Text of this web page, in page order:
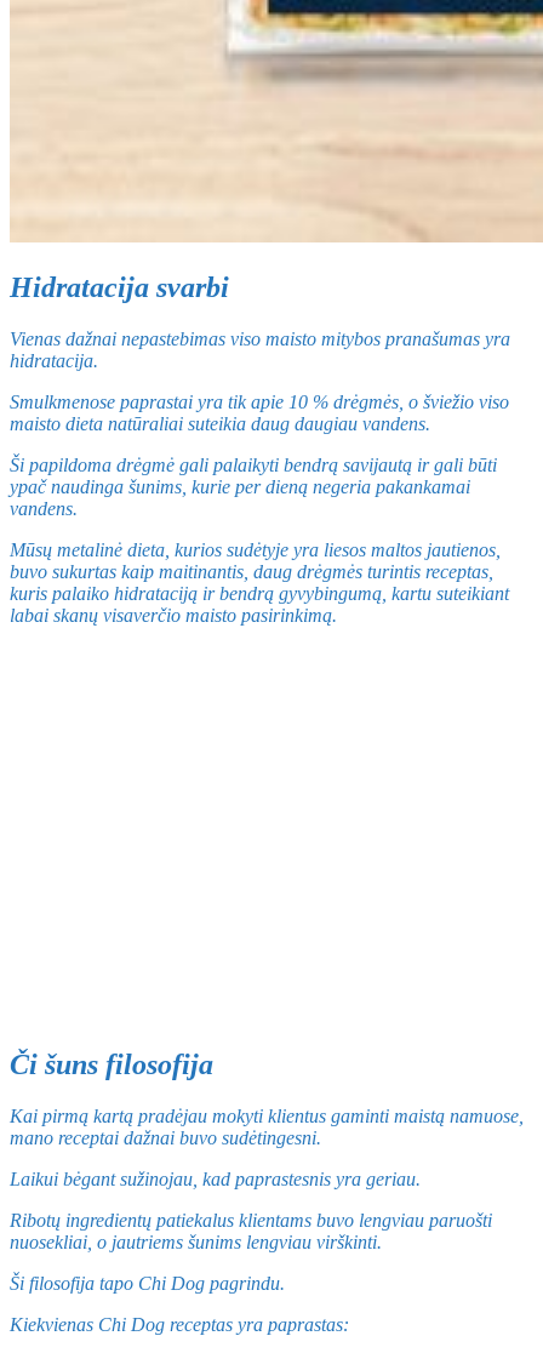
Hidratacija svarbi
Vienas dažnai nepastebimas viso maisto mitybos pranašumas yra
hidratacija.
Smulkmenose paprastai yra tik apie 10 % drėgmės, o šviežio viso
maisto dieta natūraliai suteikia daug daugiau vandens.
Ši papildoma drėgmė gali palaikyti bendrą savijautą ir gali būti
ypač naudinga šunims, kurie per dieną negeria pakankamai
vandens.
Mūsų metalinė dieta, kurios sudėtyje yra liesos maltos jautienos,
buvo sukurtas kaip maitinantis, daug drėgmės turintis receptas,
kuris palaiko hidrataciją ir bendrą gyvybingumą, kartu suteikiant
labai skanų visaverčio maisto pasirinkimą.
Či šuns filosofija
Kai pirmą kartą pradėjau mokyti klientus gaminti maistą namuose,
mano receptai dažnai buvo sudėtingesni.
Laikui bėgant sužinojau, kad paprastesnis yra geriau.
Ribotų ingredientų patiekalus klientams buvo lengviau paruošti
nuosekliai, o jautriems šunims lengviau virškinti.
Ši filosofija tapo Chi Dog pagrindu.
Kiekvienas Chi Dog receptas yra paprastas: